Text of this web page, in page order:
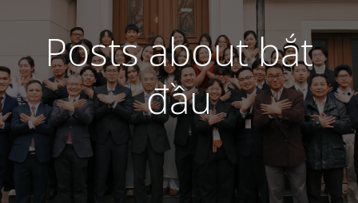
Posts about bắt
đầu